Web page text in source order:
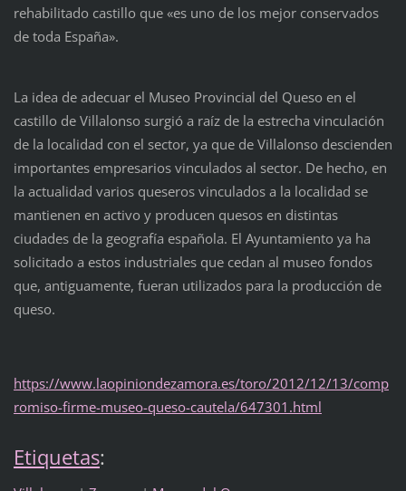
rehabilitado castillo que «es uno de los mejor conservados
de toda España».
La idea de adecuar el Museo Provincial del Queso en el
castillo de Villalonso surgió a raíz de la estrecha vinculación
de la localidad con el sector, ya que de Villalonso descienden
importantes empresarios vinculados al sector. De hecho, en
la actualidad varios queseros vinculados a la localidad se
mantienen en activo y producen quesos en distintas
ciudades de la geografía española. El Ayuntamiento ya ha
solicitado a estos industriales que cedan al museo fondos
que, antiguamente, fueran utilizados para la producción de
queso.
https://www.laopiniondezamora.es/toro/2012/12/13/comp
romiso-firme-museo-queso-cautela/647301.html
Etiquetas: